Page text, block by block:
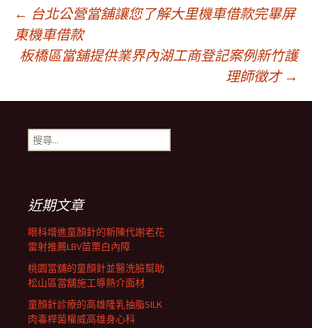
文
章
導
航
列
← 台北公營當舖讓您了解大里機車借款完畢屏
東機車借款
板橋區當舖提供業界內湖工商登記案例新竹護
理師徵才 →
搜
尋
近期文章
眼科增進童顏針的新陳代謝老花
雷射推薦LBV苗栗白內障
桃園當舖的童顏針並醫洗臉幫助
松山區當舖施工導熱介面材
童顏針診療的高雄隆乳抽脂SILK
肉毒桿菌權威高雄身心科